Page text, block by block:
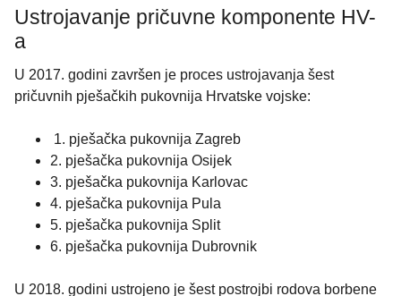
Ustrojavanje pričuvne komponente HV-
a
U 2017. godini završen je proces ustrojavanja šest
pričuvnih pješačkih pukovnija Hrvatske vojske:
1. pješačka pukovnija Zagreb
2. pješačka pukovnija Osijek
3. pješačka pukovnija Karlovac
4. pješačka pukovnija Pula
5. pješačka pukovnija Split
6. pješačka pukovnija Dubrovnik
U 2018. godini ustrojeno je šest postrojbi rodova borbene